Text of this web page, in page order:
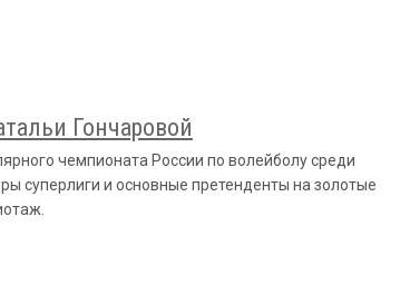
Гончаровой
чемпионата России по волейболу среди
суперлиги и основные претенденты на золотые